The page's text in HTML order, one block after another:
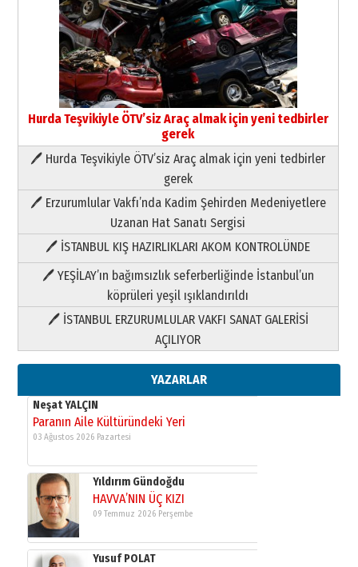
Hurda Teşvikiyle ÖTV’siz Araç almak için yeni tedbirler
gerek
🖊 Hurda Teşvikiyle ÖTV’siz Araç almak için yeni tedbirler
gerek
🖊 Erzurumlular Vakfı’nda Kadim Şehirden Medeniyetlere
Uzanan Hat Sanatı Sergisi
🖊 İSTANBUL KIŞ HAZIRLIKLARI AKOM KONTROLÜNDE
🖊 YEŞİLAY’ın bağımsızlık seferberliğinde İstanbul’un
köprüleri yeşil ışıklandırıldı
🖊 İSTANBUL ERZURUMLULAR VAKFI SANAT GALERİSİ
AÇILIYOR
YAZARLAR
Paranın Aile Kültüründeki Yeri
03 Ağustos 2026 Pazartesi
Yıldırım Gündoğdu
HAVVA’NIN ÜÇ KIZI
09 Temmuz 2026 Perşembe
Yusuf POLAT
Şampiyonluk Sebahattin Şirin’e
yazar
11 Mayıs 2026 Pazartesi
Neşat YALÇIN
Paranın Aile Kültüründeki Yeri
03 Ağustos 2026 Pazartesi
Yıldırım Gündoğdu
HAVVA’NIN ÜÇ KIZI
09 Temmuz 2026 Perşembe
Yusuf POLAT